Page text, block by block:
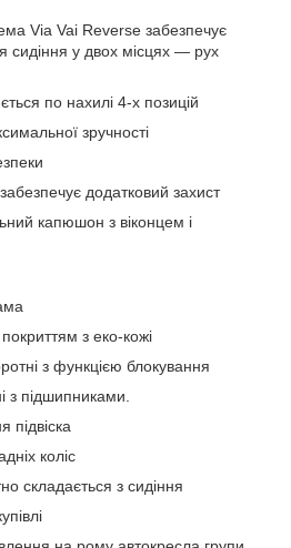
Via Vai Reverse забезпечує
сидіння у двох місцях — рух
по нахилі 4-х позицій
зручності
додатковий захист
капюшон з віконцем і
з еко-кожі
з функцією блокування
з підшипниками.
підвіска
коліс
складається з сидіння